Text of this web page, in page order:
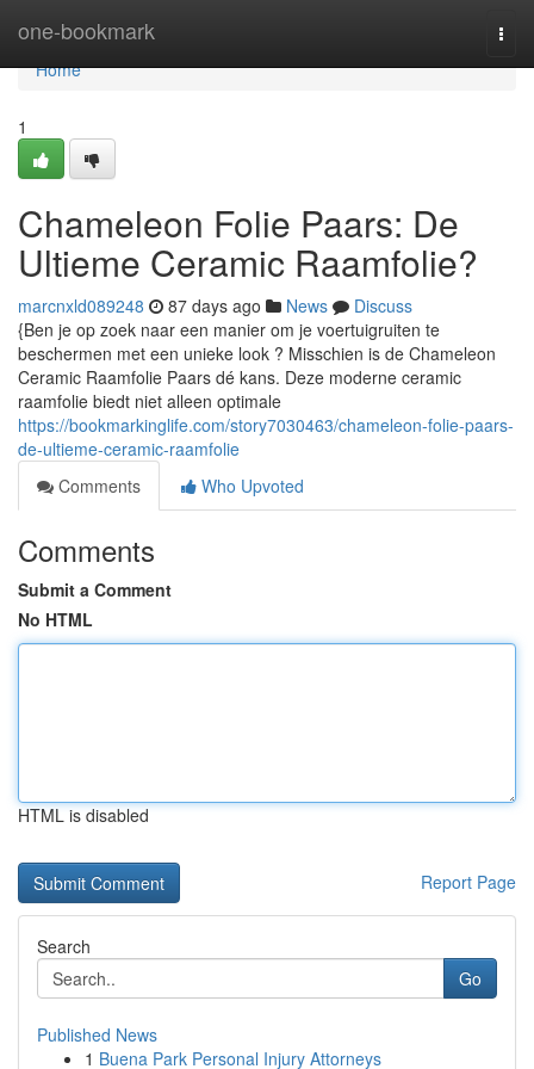
one-bookmark
Home
Home
1
Chameleon Folie Paars: De
Ultieme Ceramic Raamfolie?
marcnxld089248 87 days ago News
Discuss
{Ben je op zoek naar een manier om je voertuigruiten te
beschermen met een unieke look ? Misschien is de Chameleon
Ceramic Raamfolie Paars dé kans. Deze moderne ceramic
raamfolie biedt niet alleen optimale
https://bookmarkinglife.com/story7030463/chameleon-folie-paars-
de-ultieme-ceramic-raamfolie
Comments
Who Upvoted
Comments
Submit a Comment
No HTML
HTML is disabled
Report Page
Search
Go
Published News
1 Buena Park Personal Injury Attorneys